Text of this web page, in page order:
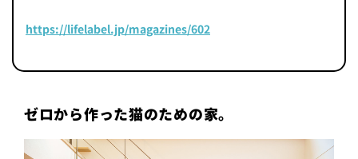
https://lifelabel.jp/magazines/602
ゼロから作った猫のための家。